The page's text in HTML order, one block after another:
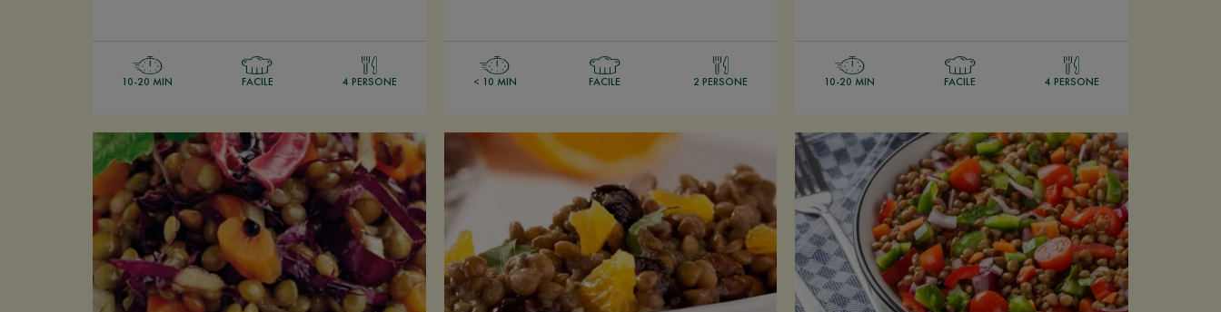
10-20 MIN FACILE 4 PERSONE < 10 MIN FACILE 2 PERSONE 10-20 MIN FACILE 4 PERSONE